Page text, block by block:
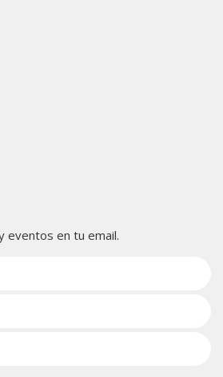
eventos en tu email.